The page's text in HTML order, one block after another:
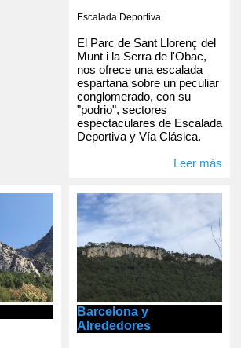
Escalada Deportiva
El Parc de Sant Llorenç del
Munt i la Serra de l'Obac,
nos ofrece una escalada
espartana sobre un peculiar
conglomerado, con su
"podrio", sectores
espectaculares de Escalada
Deportiva y Vía Clásica.
Leer más
Barcelona y
Alrededores